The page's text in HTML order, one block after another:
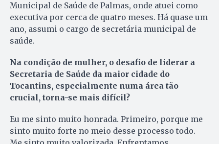
Municipal de Saúde de Palmas, onde atuei como
executiva por cerca de quatro meses. Há quase um
ano, assumi o cargo de secretária municipal de
saúde.
Na condição de mulher, o desafio de liderar a
Secretaria de Saúde da maior cidade do
Tocantins, especialmente numa área tão
crucial, torna-se mais difícil?
Eu me sinto muito honrada. Primeiro, porque me
sinto muito forte no meio desse processo todo.